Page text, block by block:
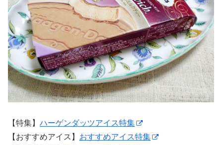
【特集】 ハーゲンダッツアイス特集
【おすすめアイス】 おすすめアイス特集